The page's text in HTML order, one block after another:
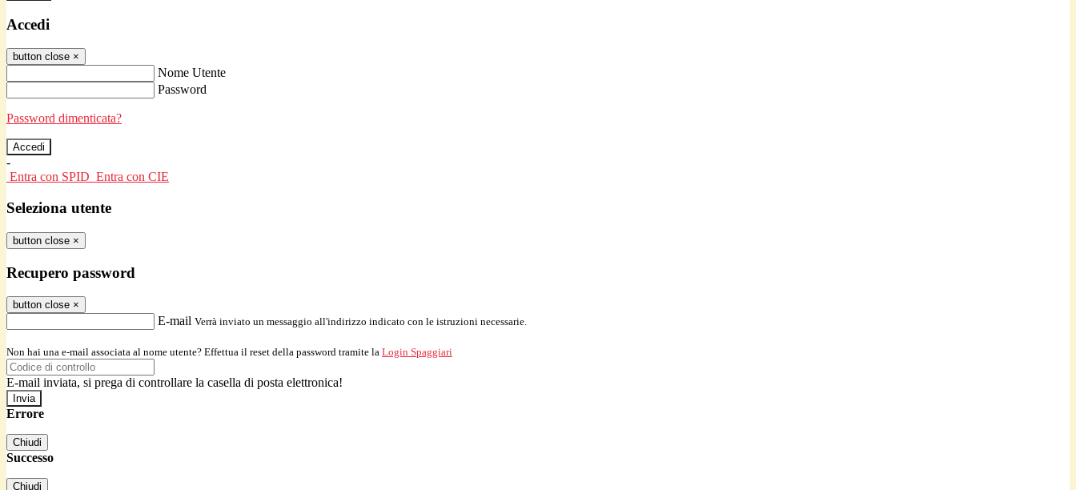
Accedi
button close ×
Nome Utente
Password
Password dimenticata?
-
Entra con SPID Entra con CIE
Seleziona utente
button close ×
Recupero password
button close ×
E-mail Verrà inviato un messaggio all'indirizzo indicato con le istruzioni necessarie.
Non hai una e-mail associata al nome utente? Effettua il reset della password tramite la Login Spaggiari
E-mail inviata, si prega di controllare la casella di posta elettronica!
Errore
Chiudi
Successo
Chiudi